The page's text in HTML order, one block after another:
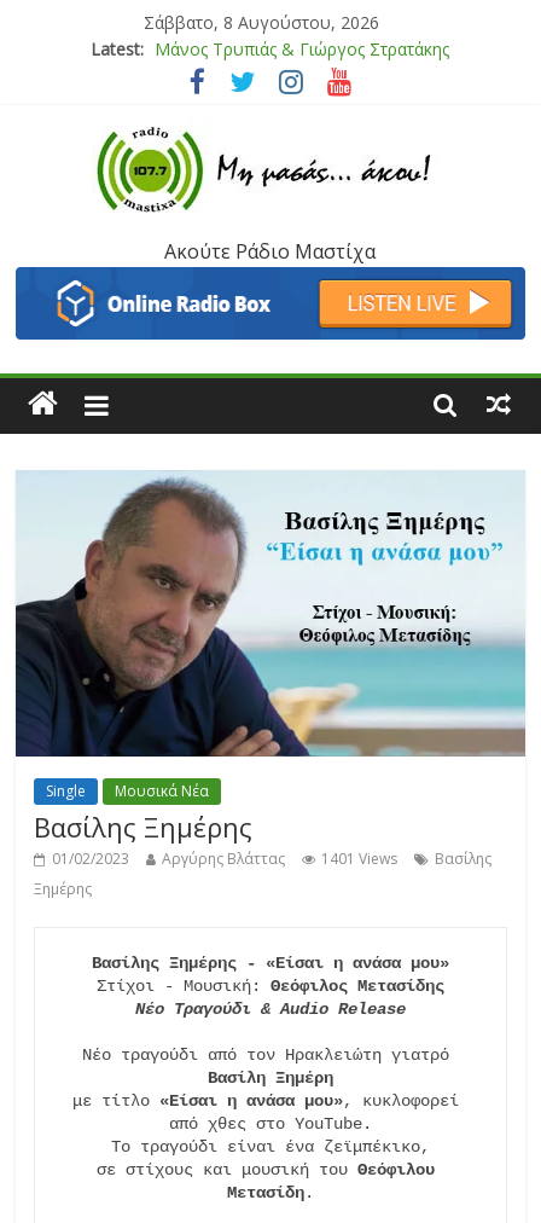
Σάββατο, 8 Αυγούστου, 2026
Latest: Μάνος Τρυπιάς & Γιώργος Στρατάκης
Ιορδάνης Αγαπητός
Μαριάννα Μασάδη
Τάνια Μπρεάζου
Bliss
Ακούτε Ράδιο Μαστίχα
Single Μουσικά Νέα
Βασίλης Ξημέρης
01/02/2023 Αργύρης Βλάττας 1401 Views
Βασίλης
Ξημέρης
Βασίλης Ξημέρης - «Είσαι η ανάσα μου»
Στίχοι - Μουσική: Θεόφιλος Μετασίδης
Νέο Τραγούδι & Audio Release
Νέο τραγούδι από τον Ηρακλειώτη γιατρό
Βασίλη Ξημέρη
με τίτλο «Είσαι η ανάσα μου», κυκλοφορεί
από χθες στο YouTube.
Το τραγούδι είναι ένα ζεϊμπέκικο,
σε στίχους και μουσική του Θεόφιλου
Μετασίδη.